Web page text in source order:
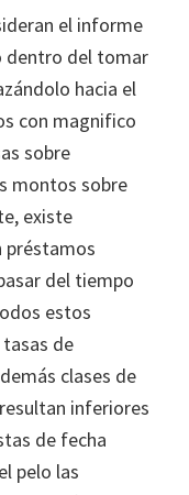
el informe
dentro del tomar
hacia el
con magnifico
sobre
montos sobre
existe
préstamos
del tiempo
estos
de
clases de
inferiores
de fecha
pelo las